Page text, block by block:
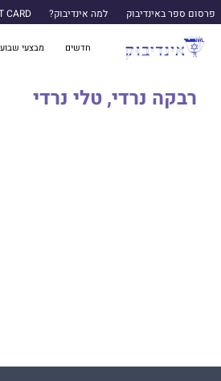
פרסום ספר באינדיבוק למה אינדיבוק? CARD
חדשים מבצעי שבוע
רבקה נרדי, טלי נרדי